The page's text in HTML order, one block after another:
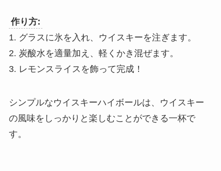
作り方:
1. グラスに氷を入れ、ウイスキーを注ぎます。
2. 炭酸水を適量加え、軽くかき混ぜます。
3. レモンスライスを飾って完成！
シンプルなウイスキーハイボールは、ウイスキー
の風味をしっかりと楽しむことができる一杯で
す。